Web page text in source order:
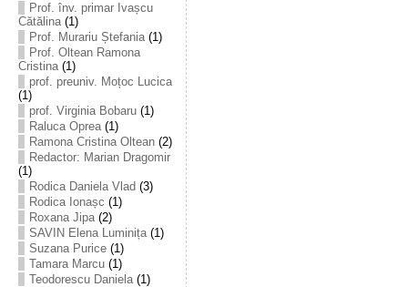
Prof. înv. primar Ivașcu
Cătălina(1)
Prof. Murariu Ștefania(1)
Prof. Oltean Ramona
Cristina(1)
prof. preuniv. Moțoc Lucica
(1)
prof. Virginia Bobaru(1)
Raluca Oprea(1)
Ramona Cristina Oltean(2)
Redactor: Marian Dragomir
(1)
Rodica Daniela Vlad (3)
Rodica Ionașc (1)
Roxana Jipa(2)
SAVIN Elena Luminița(1)
Suzana Purice(1)
Tamara Marcu(1)
Teodorescu Daniela(1)